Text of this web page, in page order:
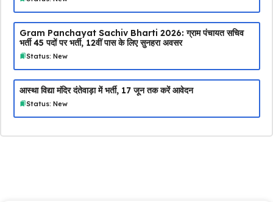
Gram Panchayat Sachiv Bharti 2026: ग्राम पंचायत सचिव
भर्ती 45 पदों पर भर्ती, 12वीं पास के लिए सुनहरा अवसर
Status: New
आस्था विद्या मंदिर दंतेवाड़ा में भर्ती, 17 जून तक करें आवेदन
Status: New